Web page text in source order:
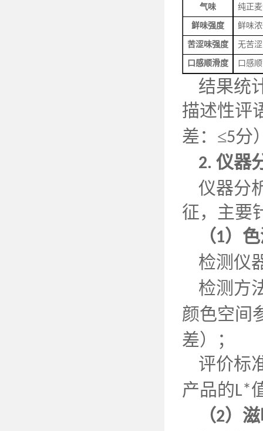
气味 纯正
鲜味强度 鲜味
苦涩味强度 无苦
口感顺滑度 口感
结果统
描述性评
差：≤5分
2. 仪器
仪器分
征，主要
（1）
检测仪
检测方
颜色空
差）；
评价标
产品的L*
（2）